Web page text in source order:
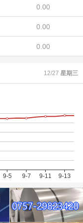
0.00
0.00
0.00
12/27 星期三